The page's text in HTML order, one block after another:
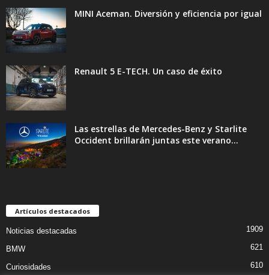
MINI Aceman. Diversión y eficiencia por igual
Renault 5 E-TECH. Un caso de éxito
Las estrellas de Mercedes-Benz y Starlite
Occident brillarán juntas este verano...
Artículos destacados
Noticias destacadas 1909
BMW 621
Curiosidades 610